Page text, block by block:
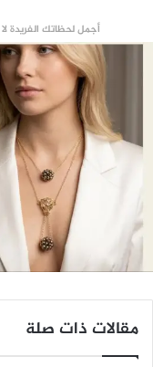
أجمل لحظاتك الفريدة
مقالات ذات صلة